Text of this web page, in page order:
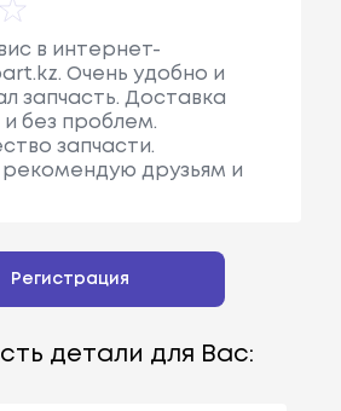
в интернет-
Очень удобно и
запчасть. Доставка
без проблем.
запчасти.
друзьям и
Регистрация
детали для Вас: